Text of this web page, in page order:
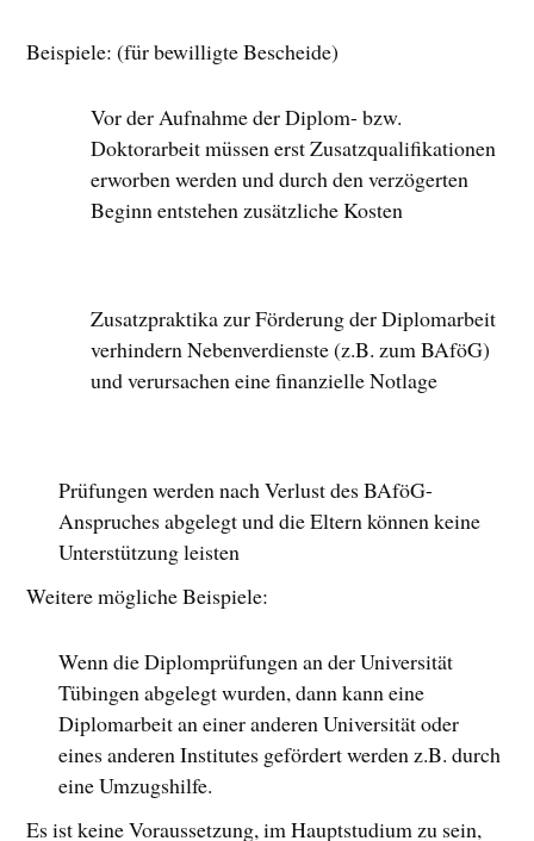
Beispiele: (für bewilligte Bescheide)
Vor der Aufnahme der Diplom- bzw.
Doktorarbeit müssen erst Zusatzqualifikationen
erworben werden und durch den verzögerten
Beginn entstehen zusätzliche Kosten
Zusatzpraktika zur Förderung der Diplomarbeit
verhindern Nebenverdienste (z.B. zum BAföG)
und verursachen eine finanzielle Notlage
Prüfungen werden nach Verlust des BAföG-
Anspruches abgelegt und die Eltern können keine
Unterstützung leisten
Weitere mögliche Beispiele:
Wenn die Diplomprüfungen an der Universität
Tübingen abgelegt wurden, dann kann eine
Diplomarbeit an einer anderen Universität oder
eines anderen Institutes gefördert werden z.B. durch
eine Umzugshilfe.
Es ist keine Voraussetzung, im Hauptstudium zu sein,